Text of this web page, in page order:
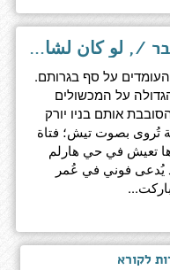
אם רחוב ביל היה יכול לדבר /, لو كان لشارع بيل أن يتكلم
על סף בגרותם.
על המכשולים
אותם בניו יורק
تُروى بصوت تيش؛ فتاة
تعيش في حي هارلم
يُدعى فوني في عُمر
לקורא